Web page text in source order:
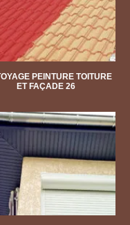
PEINTURE TOITURE
ET FAÇADE 26